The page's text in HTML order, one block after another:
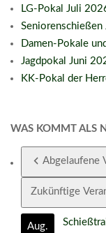
LG-Pokal Juli
Damen-Pokale
Jagdpokal Juni
KK-Pokal der
WAS KOMMT ALS
Abgelaufene
Zukünftige
Aug.